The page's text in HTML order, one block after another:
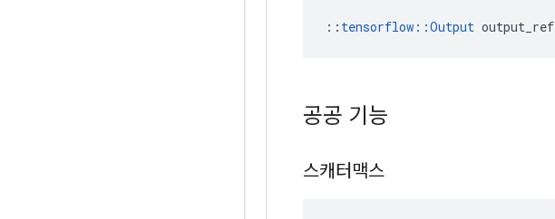
:: tensorflow::Output output_ref
공공 기능
스캐터맥스